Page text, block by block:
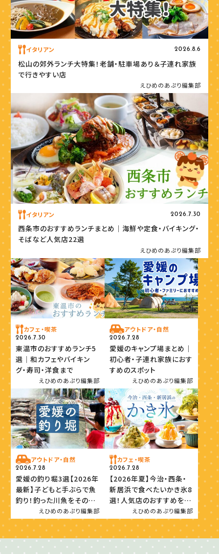
イタリアン 2026.8.6
松山の郊外ランチ大特集！老舗・駐車場あり＆子連れ家族
で行きやすい店
えひめのあぷり編集部
イタリアン 2026.7.30
西条市のおすすめランチまとめ｜海鮮や定食・バイキング・
そばなど人気店22選
えひめのあぷり編集部
カフェ・喫茶
2026.7.30
東温市のおすすめランチ5
選｜和カフェやバイキン
グ・寿司・洋食まで
えひめのあぷり編集部
アウトドア・自然
2026.7.28
愛媛のキャンプ場まとめ｜
初心者・子連れ家族におす
すめのスポット
えひめのあぷり編集部
アウトドア・自然
2026.7.28
愛媛の釣り堀3選【2026年
最新】子どもと手ぶらで魚
釣り！釣った川魚をその場
で味わおうえひめのあぷり編集部
カフェ・喫茶
2026.7.28
【2026年夏】今治・西条・
新居浜で食べたいかき氷8
選！人気店のおすすめを紹
えひめのあぷり編集部